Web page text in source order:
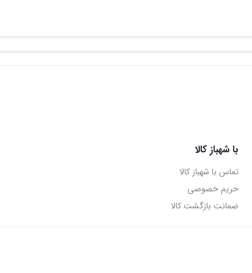
با شهباز کالا
تماس با شهباز کالا
حریم خصوصی
ضمانت بازگشت کالا